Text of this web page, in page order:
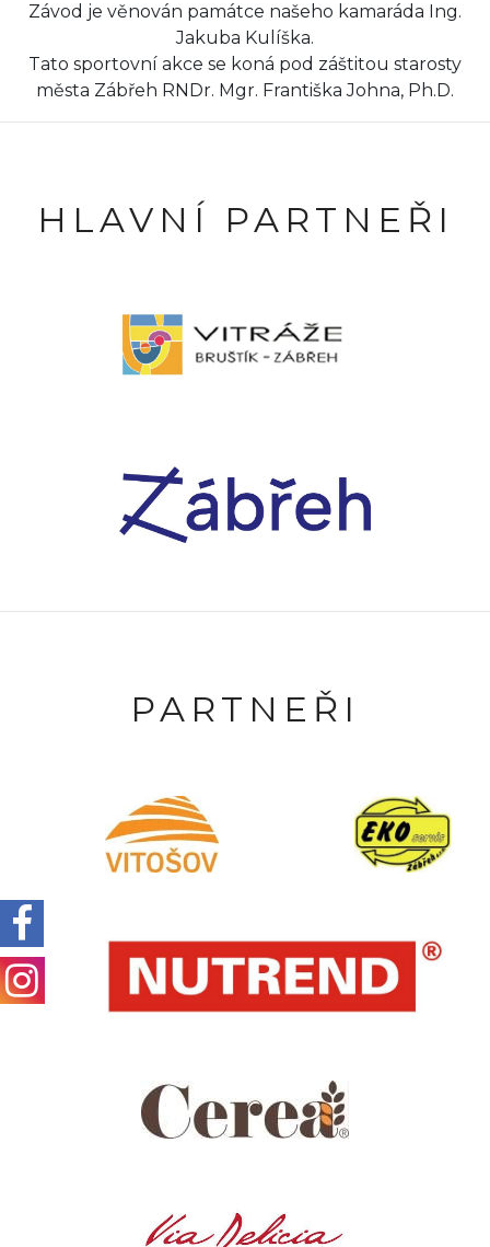
Závod je věnován památce našeho kamaráda Ing.
Jakuba Kulíška.
Tato sportovní akce se koná pod záštitou starosty
města Zábřeh RNDr. Mgr. Františka Johna, Ph.D.
HLAVNÍ PARTNEŘI
PARTNEŘI